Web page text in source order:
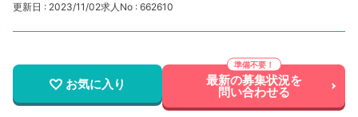
更新日 : 2023/11/02求人No : 662610
お気に入り 最新の募集状況を
問い合わせる